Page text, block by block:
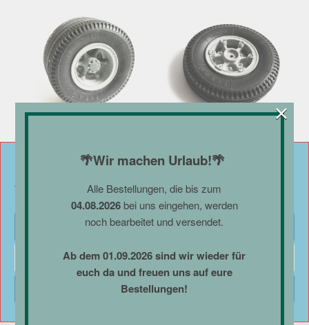
Cookie-Zustimmung verwalten
Wir verwenden Cookies, um unsere Website und unseren Service zu optimieren.
Cookies akzeptieren
Ablehnen
Einstellungen anzeigen
Hinterachse
–€ 9,00
Umsatzsteuerbefreit gemäß UStG §19
Vorderachse
€6,00
Umsatzsteuerbefreit gemäß UStG §19
🌴Wir machen Urlaub!🌴
Alle Bestellungen, die bis zum
04.08.2026bei uns eingehen, werden
noch bearbeitet und versendet.
Ab dem 01.09.2026 sind wir wieder für
euch da und freuen uns auf eure
Bestellungen!
×